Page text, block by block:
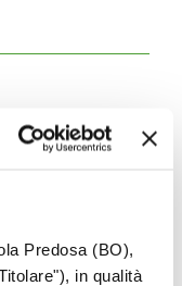
Predosa (BO),
in qualità